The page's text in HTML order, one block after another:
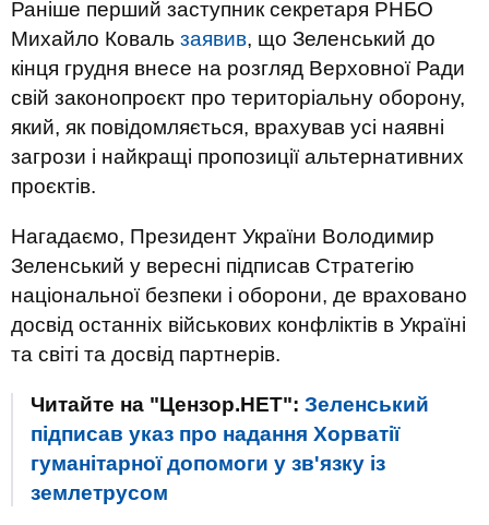
Раніше перший заступник секретаря РНБО
Михайло Коваль заявив, що Зеленський до
кінця грудня внесе на розгляд Верховної Ради
свій законопроєкт про територіальну оборону,
який, як повідомляється, врахував усі наявні
загрози і найкращі пропозиції альтернативних
проєктів.
Нагадаємо, Президент України Володимир
Зеленський у вересні підписав Стратегію
національної безпеки і оборони, де враховано
досвід останніх військових конфліктів в Україні
та світі та досвід партнерів.
Читайте на "Цензор.НЕТ": Зеленський
підписав указ про надання Хорватії
гуманітарної допомоги у зв'язку із
землетрусом